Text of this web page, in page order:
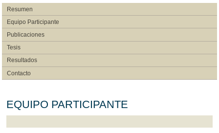
Resumen
Equipo Participante
Publicaciones
Tesis
Resultados
Contacto
EQUIPO PARTICIPANTE